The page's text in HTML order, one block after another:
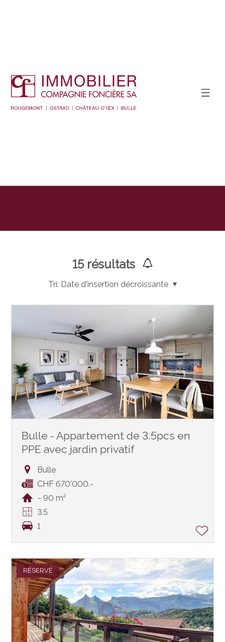
15résultats
Tri: Date d'insertion décroissante
Bulle - Appartement de 3.5pcs en
PPE avec jardin privatif
Bulle
CHF 670'000.-
~ 90 m²
3.5
1
RÉSERVÉ